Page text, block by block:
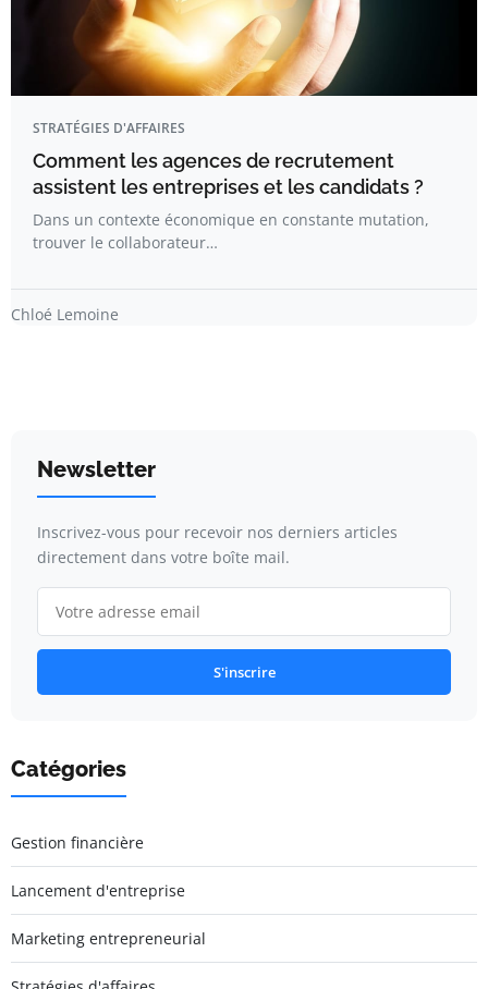
STRATÉGIES D'AFFAIRES
Comment les agences de recrutement
assistent les entreprises et les candidats ?
Dans un contexte économique en constante mutation,
trouver le collaborateur…
Chloé Lemoine
Newsletter
Inscrivez-vous pour recevoir nos derniers articles
directement dans votre boîte mail.
S'inscrire
Catégories
Gestion financière
Lancement d'entreprise
Marketing entrepreneurial